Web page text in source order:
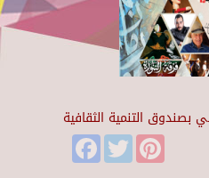
بصندوق التنمية الثقافية
FacebookTwitter